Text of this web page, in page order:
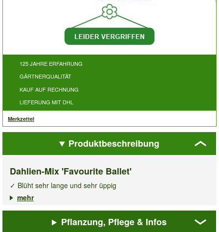
125 JAHRE ERFAHRUNG
GÄRTNERQUALITÄT
KAUF AUF RECHNUNG
LIEFERUNG MIT DHL
Merkzettel
Produktbeschreibung
Dahlien-Mix 'Favourite Ballet'
✓ Blüht sehr lange und sehr üppig
✓ Lockt Bienen & Schmetterlinge an
In perfekter Harmonie strahlen die eleganten Blüten des
mehr
Pflanzung, Pflege & Infos